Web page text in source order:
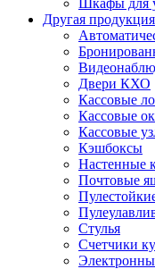
Другая продукция
Двери КХО
Кассовые
Кассовые
Кассовые
Кэшбоксы
Настенные
Почтовые
Стулья
Счетчики